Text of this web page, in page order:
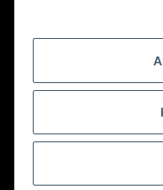
PayPal
Vorkasse per
Bei Fragen finden Sie